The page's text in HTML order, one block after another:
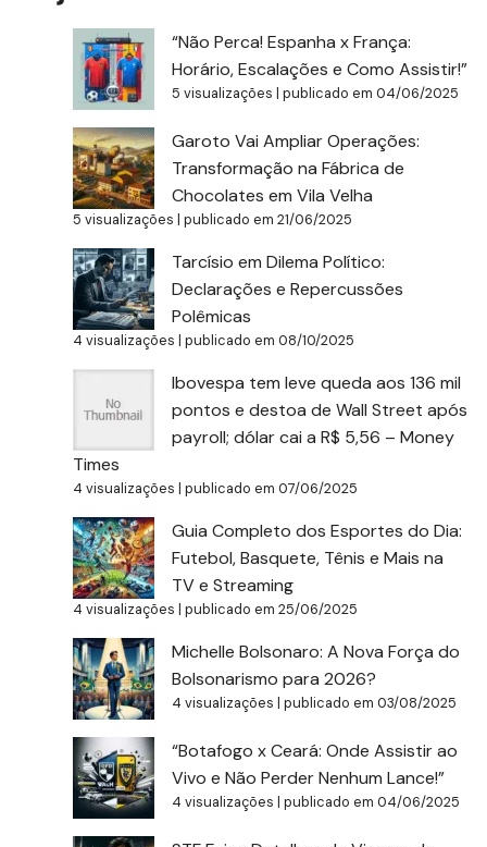
“Não Perca! Espanha x França:
Horário, Escalações e Como Assistir!”
5 visualizações |publicado em 04/06/2025
Garoto Vai Ampliar Operações:
Transformação na Fábrica de
Chocolates em Vila Velha
5 visualizações |publicado em 21/06/2025
Tarcísio em Dilema Político:
Declarações e Repercussões
Polêmicas
4 visualizações |publicado em 08/10/2025
Ibovespa tem leve queda aos 136 mil
pontos e destoa de Wall Street após
payroll; dólar cai a R$ 5,56 – Money
Times
4 visualizações |publicado em 07/06/2025
Guia Completo dos Esportes do Dia:
Futebol, Basquete, Tênis e Mais na
TV e Streaming
4 visualizações |publicado em 25/06/2025
Michelle Bolsonaro: A Nova Força do
Bolsonarismo para 2026?
4 visualizações |publicado em 03/08/2025
“Botafogo x Ceará: Onde Assistir ao
Vivo e Não Perder Nenhum Lance!”
4 visualizações |publicado em 04/06/2025